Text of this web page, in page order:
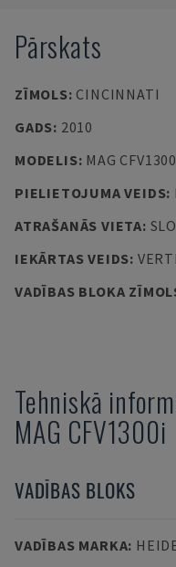
Pārskats
ZĪMOLS: CINCINNATI
GADS: 2010
MODELIS: MAG
PIELIETOJUMA VEIDS:
ATRAŠANĀS VIETA:
IEKĀRTAS VEIDS:
VADĪBAS BLOKA
Tehniskā
MAG CFV1300i
VADĪBAS BLOKS
VADĪBAS MARKA: